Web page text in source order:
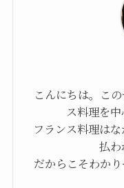
こんにちは。こ
ス料理を
フランス料理は
払わ
だからこそわか